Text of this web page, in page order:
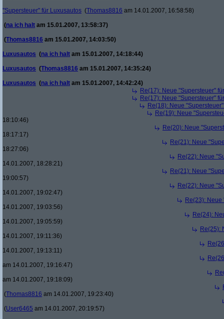
"Supersteuer" für Luxusautos (Thomas8816 am 14.01.2007, 16:58:58)
(na ich halt am 15.01.2007, 13:58:37)
(Thomas8816 am 15.01.2007, 14:03:50)
Luxusautos (na ich halt am 15.01.2007, 14:18:44)
Luxusautos (Thomas8816 am 15.01.2007, 14:35:24)
Luxusautos (na ich halt am 15.01.2007, 14:42:24)
Re(17): Neue "Supersteuer"
Re(17): Neue "Supersteuer"
Re(18): Neue
Re(19): Neue
18:10:46)
Re(20): Neue
18:17:17)
Re(21): Neue
18:27:06)
Re(22): Neue
14.01.2007, 18:28:21)
Re(21): Neue
19:00:57)
Re(22): Neue
14.01.2007, 19:02:47)
Re(23):
14.01.2007, 19:03:56)
Re(24):
14.01.2007, 19:05:59)
Re(25):
14.01.2007, 19:11:36)
14.01.2007, 19:13:11)
am 14.01.2007, 19:16:47)
am 14.01.2007, 19:18:09)
(Thomas8816 am 14.01.2007, 19:23:40)
(User6465 am 14.01.2007, 20:19:57)